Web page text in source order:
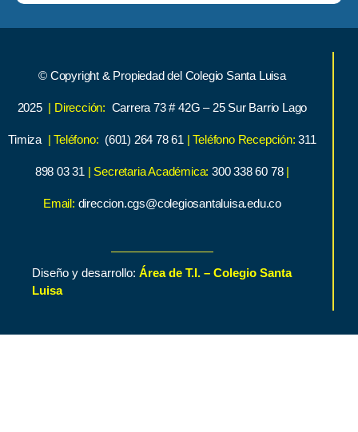
© Copyright & Propiedad del Colegio Santa Luisa
2025 | Dirección: Carrera 73 # 42G – 25 Sur Barrio Lago
Timiza | Teléfono: (601) 264 78 61 | Teléfono Recepción: 311
898 03 31 | Secretaria Académica:300 338 60 78 |
Email: direccion.cgs@colegiosantaluisa.edu.co
Diseño y desarrollo: Área de T.I. – Colegio Santa
Luisa